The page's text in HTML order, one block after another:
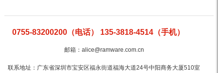
0755-83200200（电话） 135-3818-4514（手机）
邮箱：alice@ramware.com.cn
联系地址：广东省深圳市宝安区福永街道福海大道24号中阳商务大厦510室